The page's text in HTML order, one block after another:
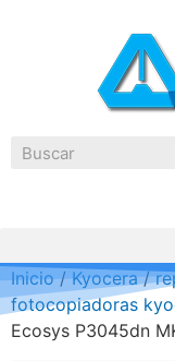
Inicio/Kyocera/
fotocopiadoras
Ecosys P3045dn